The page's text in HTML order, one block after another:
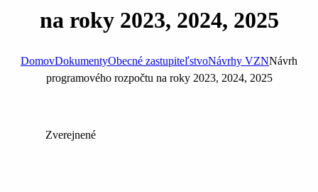
na roky 2023, 2024, 2025
DomovDokumentyObecné zastupiteľstvoNávrhy VZNNávrh
programového rozpočtu na roky 2023, 2024, 2025
Zverejnené